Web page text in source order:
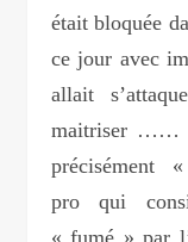
était bloquée
ce jour avec
allait
maitriser ……
précisément
pro qui
« fumé » par